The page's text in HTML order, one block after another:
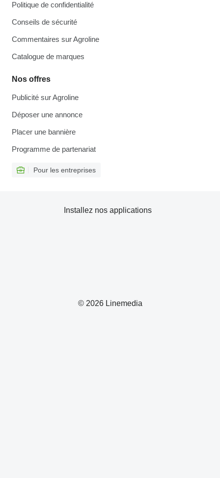
Politique de confidentialité
Conseils de sécurité
Commentaires sur Agroline
Catalogue de marques
Nos offres
Publicité sur Agroline
Déposer une annonce
Placer une bannière
Programme de partenariat
Pour les entreprises
© 2026 Linemedia
Installez nos applications